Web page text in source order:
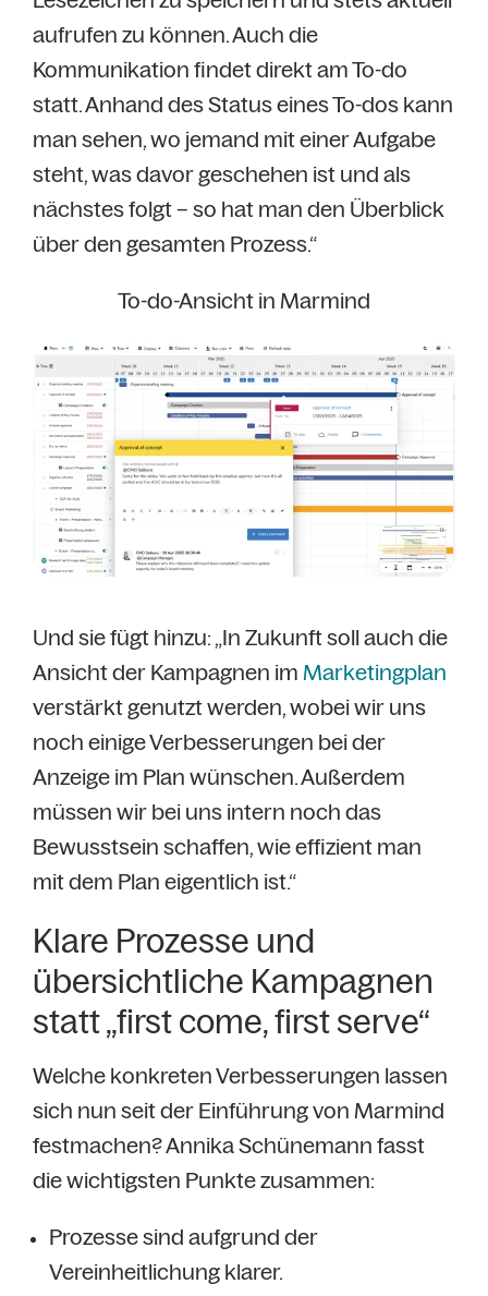
aufrufen zu können. Auch die
Kommunikation findet direkt am To-do
statt. Anhand des Status eines To-dos kann
man sehen, wo jemand mit einer Aufgabe
steht, was davor geschehen ist und als
nächstes folgt – so hat man den Überblick
über den gesamten Prozess.“
To-do-Ansicht in Marmind
Und sie fügt hinzu: „In Zukunft soll auch die
Ansicht der Kampagnen im Marketingplan
verstärkt genutzt werden, wobei wir uns
noch einige Verbesserungen bei der
Anzeige im Plan wünschen. Außerdem
müssen wir bei uns intern noch das
Bewusstsein schaffen, wie effizient man
mit dem Plan eigentlich ist.“
Klare Prozesse und
übersichtliche Kampagnen
statt „first come, first serve“
Welche konkreten Verbesserungen lassen
sich nun seit der Einführung von Marmind
festmachen? Annika Schünemann fasst
die wichtigsten Punkte zusammen:
Prozesse sind aufgrund der
Vereinheitlichung klarer.